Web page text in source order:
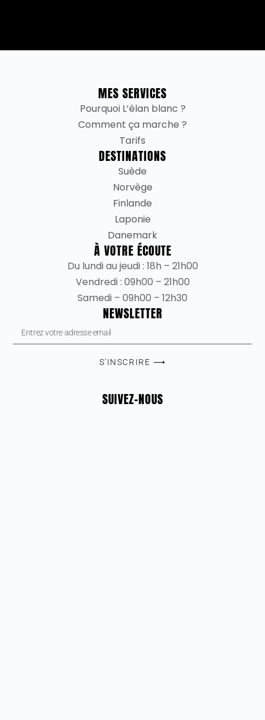
MES SERVICES
Pourquoi L’élan blanc ?
Comment ça marche ?
Tarifs
DESTINATIONS
Suède
Norvège
Finlande
Laponie
Danemark
À VOTRE ÉCOUTE
Du lundi au jeudi : 18h – 21h00
Vendredi : 09h00 – 21h00
Samedi – 09h00 – 12h30
NEWSLETTER
S'INSCRIRE ⟶
SUIVEZ-NOUS